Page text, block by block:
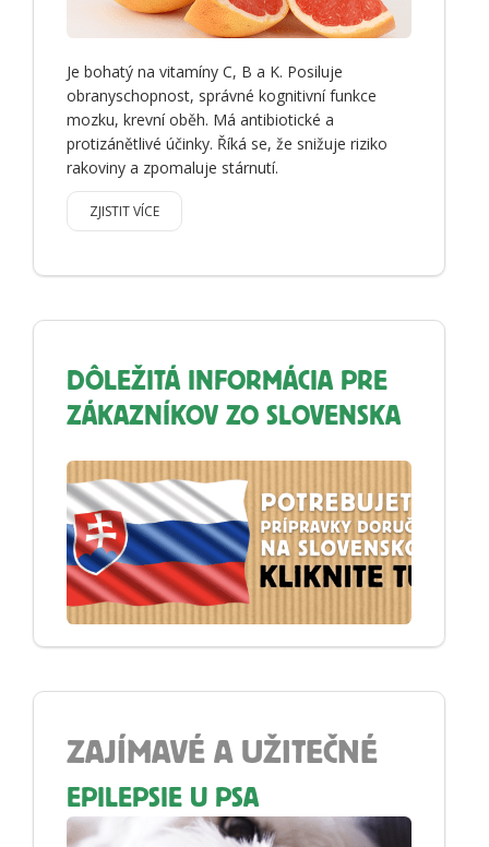
Je bohatý na vitamíny C, B a K. Posiluje
obranyschopnost, správné kognitivní funkce
mozku, krevní oběh. Má antibiotické a
protizánětlivé účinky. Říká se, že snižuje riziko
rakoviny a zpomaluje stárnutí.
ZJISTIT VÍCE
DÔLEŽITÁ INFORMÁCIA PRE
ZÁKAZNÍKOV ZO SLOVENSKA
ZAJÍMAVÉ A UŽITEČNÉ
EPILEPSIE U PSA